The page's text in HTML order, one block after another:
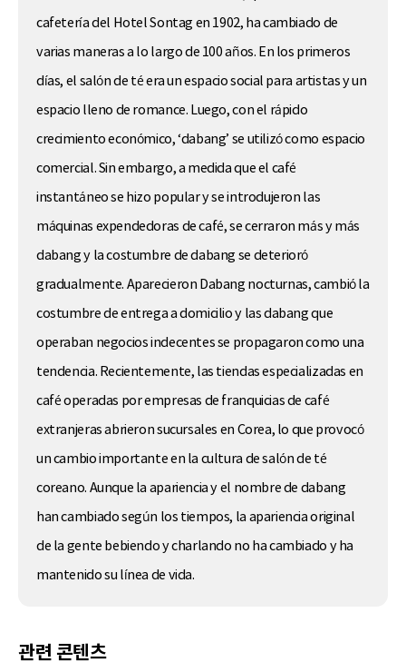
cafetería del Hotel Sontag en 1902, ha cambiado de
varias maneras a lo largo de 100 años. En los primeros
días, el salón de té era un espacio social para artistas y un
espacio lleno de romance. Luego, con el rápido
crecimiento económico, ‘dabang’ se utilizó como espacio
comercial. Sin embargo, a medida que el café
instantáneo se hizo popular y se introdujeron las
máquinas expendedoras de café, se cerraron más y más
dabang y la costumbre de dabang se deterioró
gradualmente. Aparecieron Dabang nocturnas, cambió la
costumbre de entrega a domicilio y las dabang que
operaban negocios indecentes se propagaron como una
tendencia. Recientemente, las tiendas especializadas en
café operadas por empresas de franquicias de café
extranjeras abrieron sucursales en Corea, lo que provocó
un cambio importante en la cultura de salón de té
coreano. Aunque la apariencia y el nombre de dabang
han cambiado según los tiempos, la apariencia original
de la gente bebiendo y charlando no ha cambiado y ha
mantenido su línea de vida.
관련 콘텐츠